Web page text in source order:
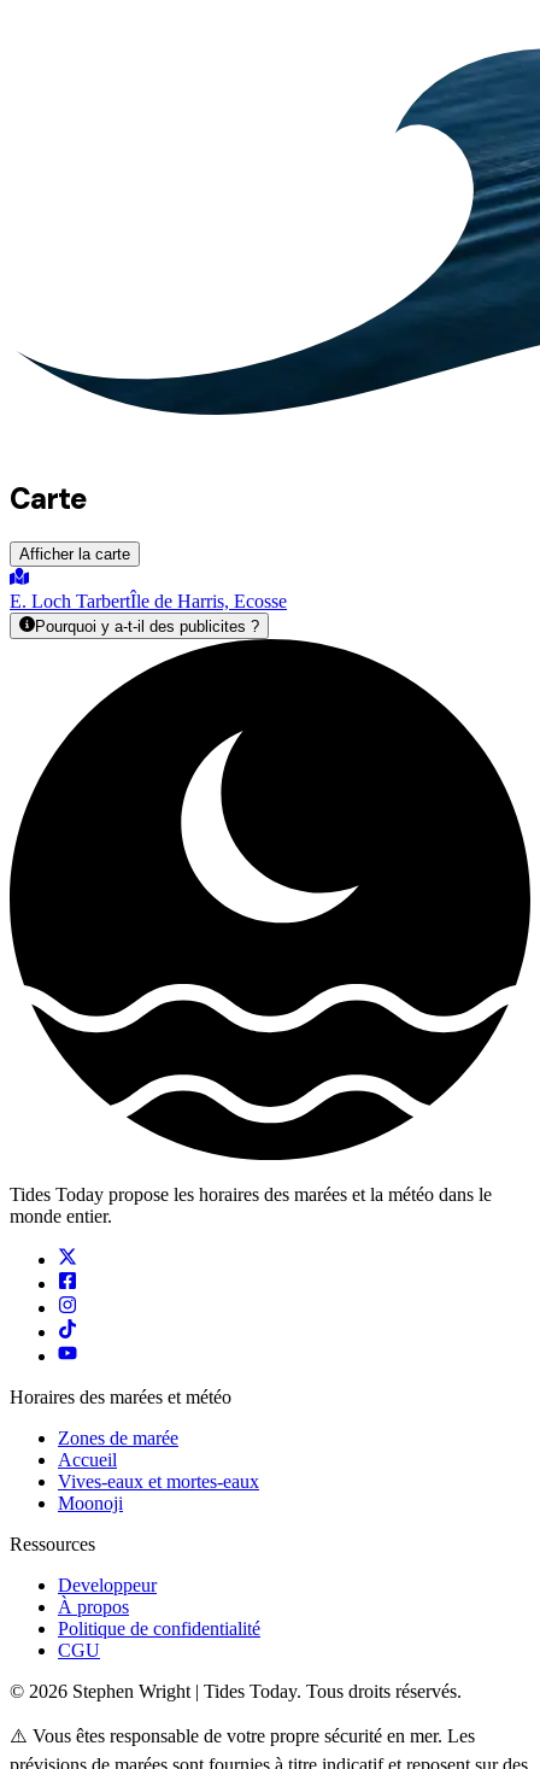
Carte
Afficher la carte
E. Loch TarbertÎle de Harris, Ecosse
Pourquoi y a-t-il des publicites ?
Tides Today propose les horaires des marées et la météo dans le
monde entier.
Horaires des marées et météo
Zones de marée
Accueil
Vives-eaux et mortes-eaux
Moonoji
Ressources
Developpeur
À propos
Politique de confidentialité
CGU
© 2026 Stephen Wright | Tides Today. Tous droits réservés.
⚠️ Vous êtes responsable de votre propre sécurité en mer. Les
prévisions de marées sont fournies à titre indicatif et reposent sur des